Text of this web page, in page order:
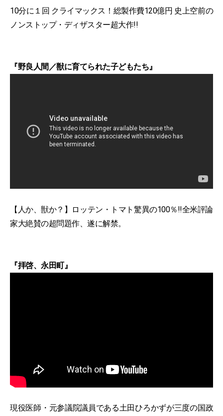
10分に１回 クライマックス！総製作費120億円 史上空前の
ノンストップ・ディザスター超大作!!
『野良人間／獣に育てられた子どもたち』
【人か、獣か？】ロッテン・トマト驚異の100％!!全米評論
家大絶賛の超問題作、遂に解禁。
『拝啓、永田町』
現役医師・元参議院議員である土田ひろかずが三度の国政